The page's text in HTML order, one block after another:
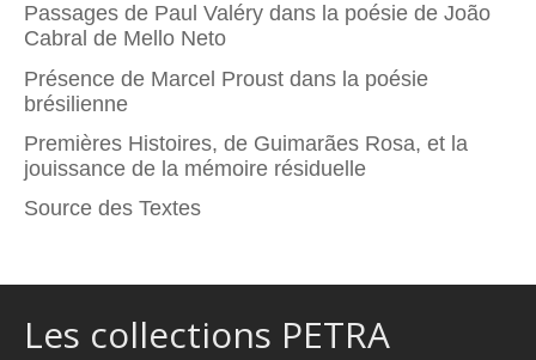
Passages de Paul Valéry dans la poésie de João
Cabral de Mello Neto
Présence de Marcel Proust dans la poésie
brésilienne
Premières Histoires, de Guimarães Rosa, et la
jouissance de la mémoire résiduelle
Source des Textes
Les collections PETRA